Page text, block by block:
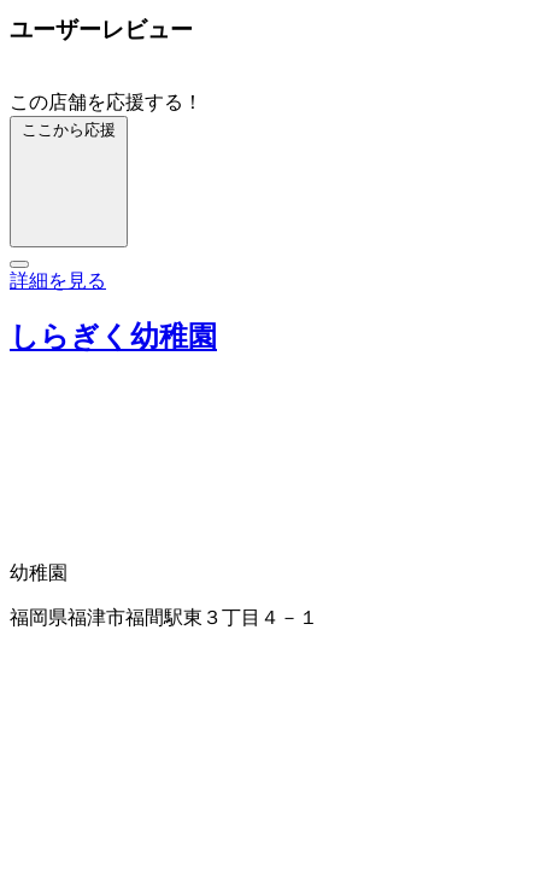
ユーザーレビュー
この店舗を応援する！
ここから応援
詳細を見る
しらぎく幼稚園
幼稚園
福岡県福津市福間駅東３丁目４－１